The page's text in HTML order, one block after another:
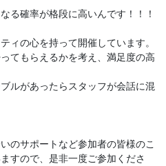
る確率が格段に高いんです！！！
ィの心を持って開催しています。
てもらえるかを考え、満足度の高
ルがあったらスタッフが会話に混
のサポートなど参加者の皆様のこ
すので、是非一度ご参加くださ